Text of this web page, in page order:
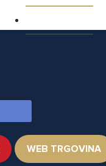
WEB TRGOVINA